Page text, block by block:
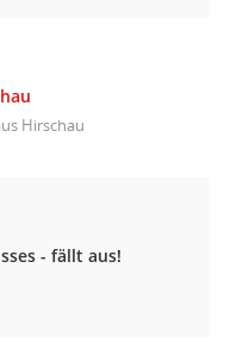
Hirschau
- fällt aus!